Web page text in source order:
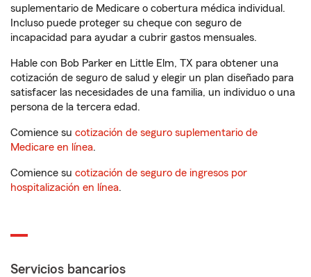
suplementario de Medicare o cobertura médica individual.
Incluso puede proteger su cheque con seguro de
incapacidad para ayudar a cubrir gastos mensuales.
Hable con Bob Parker en Little Elm, TX para obtener una
cotización de seguro de salud y elegir un plan diseñado para
satisfacer las necesidades de una familia, un individuo o una
persona de la tercera edad.
Comience su cotización de seguro suplementario de
Medicare en línea.
Comience su cotización de seguro de ingresos por
hospitalización en línea.
Servicios bancarios